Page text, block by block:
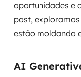
Data Lakes &
Modernização de
oportunidades e
post,
estão moldando
AI